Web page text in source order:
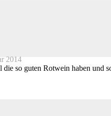
2014
so guten Rotwein haben und